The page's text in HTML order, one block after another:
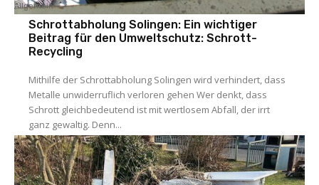
Allgemein
Schrottabholung Solingen: Ein wichtiger
Beitrag für den Umweltschutz: Schrott-
Recycling
Mithilfe der Schrottabholung Solingen wird verhindert, dass
Metalle unwiderruflich verloren gehen Wer denkt, dass
Schrott gleichbedeutend ist mit wertlosem Abfall, der irrt
ganz gewaltig. Denn...